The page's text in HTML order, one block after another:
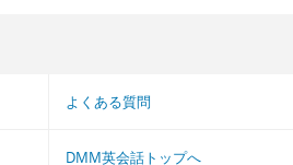
よくある質問
DMM英会話トップへ